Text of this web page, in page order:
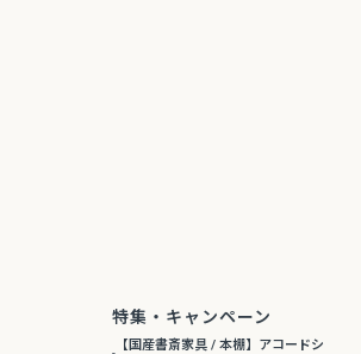
特集・キャンペーン
【国産書斎家具 / 本棚】アコードシ